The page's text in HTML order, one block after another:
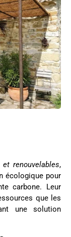
renouvelables,
écologique pour
carbone. Leur
que les
une solution